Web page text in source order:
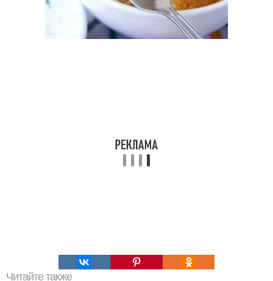
Читайте также